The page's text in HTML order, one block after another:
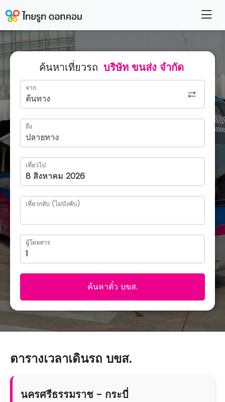
ค้นหาเที่ยวรถ บริษัท ขนส่ง จำกัด
จาก
ถึง
เที่ยวไป
เที่ยวกลับ (ไม่บังคับ)
ผู้โดยสาร
ค้นหาตั๋ว บขส.
ตารางเวลาเดินรถ บขส.
นครศรีธรรมราช - กระบี่